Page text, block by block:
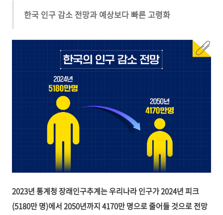
한국 인구 감소 전망과 예상보다 빠른 고령화
2023년 통계청 장래인구추계는 우리나라 인구가 2024년 피크
(5180만 명)에서 2050년까지 4170만 명으로 줄어들 것으로 전망